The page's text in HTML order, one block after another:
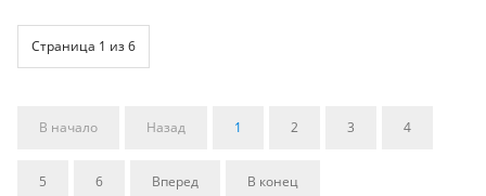
Страница 1 из 6
В начало Назад 1 2 3 4
5 6 Вперед В конец